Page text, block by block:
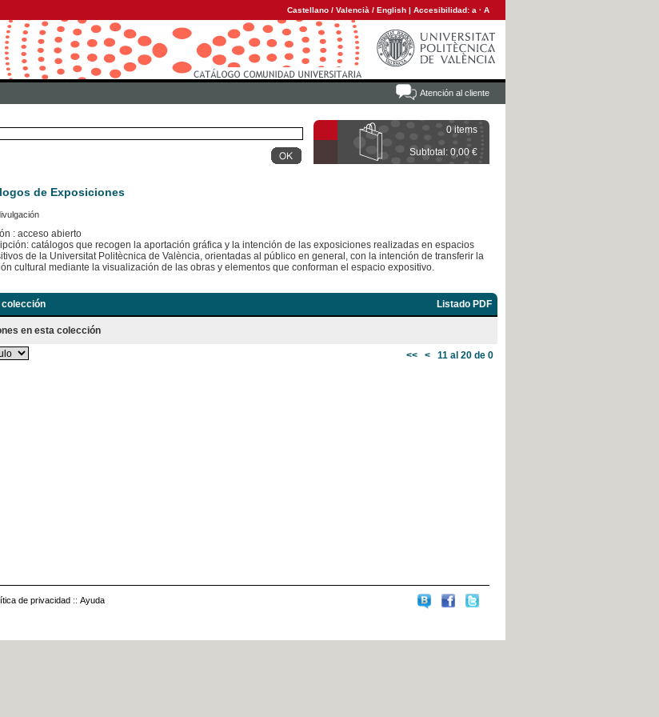
Castellano / Valencià / English | Accesibilidad: a · A
Atención al cliente
0 items
Subtotal: 0,00 €
de Exposiciones
: acceso abierto
catálogos que recogen la aportación gráfica y la intención de las exposiciones realizadas en espacios
de la Universitat Politècnica de València, orientadas al público en general, con la intención de transferir la
cultural mediante la visualización de las obras y elementos que conforman el espacio expositivo.
colección Listado PDF
en esta colección
<< < 11 al 20 de 0
de privacidad :: Ayuda